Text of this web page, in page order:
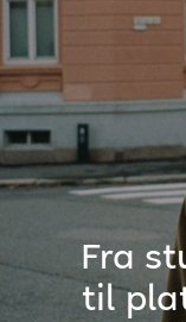
Fra
til